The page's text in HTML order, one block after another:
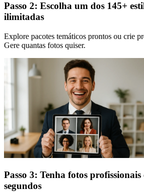
Passo 2: Escolha um dos 145+
ilimitadas
Explore pacotes temáticos prontos ou crie
Gere quantas fotos quiser.
Passo 3: Tenha fotos profissionais
segundos